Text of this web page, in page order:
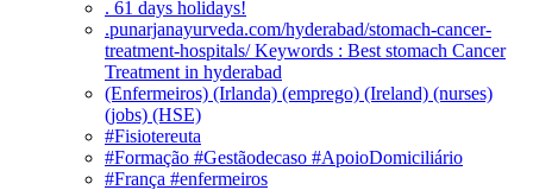
. 61 days holidays!
.punarjanayurveda.com/hyderabad/stomach-cancer-
treatment-hospitals/ Keywords : Best stomach Cancer
Treatment in hyderabad
(Enfermeiros) (Irlanda) (emprego) (Ireland) (nurses)
(jobs) (HSE)
#Fisiotereuta
#Formação #Gestãodecaso #ApoioDomiciliário
#França #enfermeiros